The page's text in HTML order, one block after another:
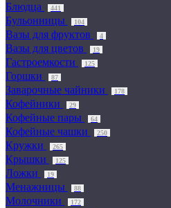
Блюдца 441
Бульонницы 104
Вазы для фруктов 4
Вазы для цветов 19
Гастроемкости 125
Горшки 87
Заварочные чайники 178
Кофейники 29
Кофейные пары 64
Кофейные чашки 250
Кружки 265
Крышки 125
Ложки 19
Менажницы 88
Молочники 172